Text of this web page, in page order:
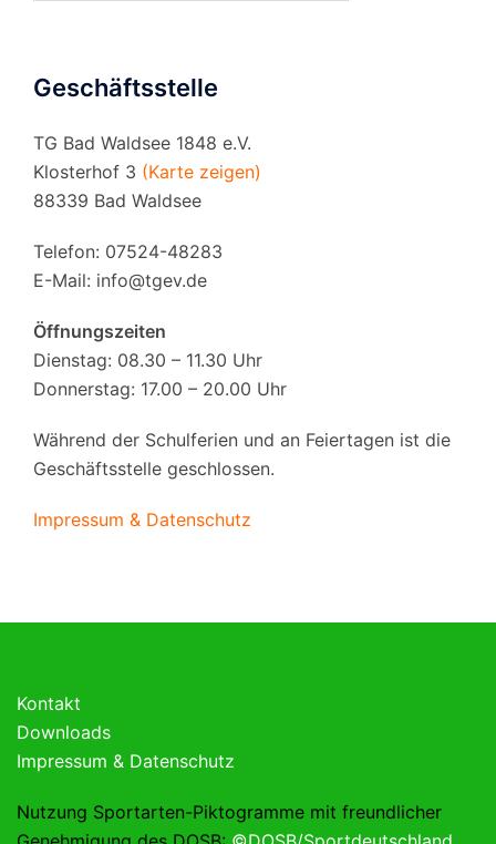
Geschäftsstelle
TG Bad Waldsee 1848 e.V.
Klosterhof 3 (Karte zeigen)
88339 Bad Waldsee
Telefon: 07524-48283
E-Mail: info@tgev.de
Öffnungszeiten
Dienstag: 08.30 – 11.30 Uhr
Donnerstag: 17.00 – 20.00 Uhr
Während der Schulferien und an Feiertagen ist die
Geschäftsstelle geschlossen.
Impressum & Datenschutz
Kontakt
Downloads
Impressum & Datenschutz
Nutzung Sportarten-Piktogramme mit freundlicher